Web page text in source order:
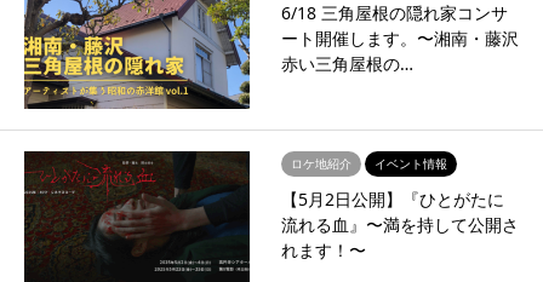
6/18 三角屋根の隠れ家コンサ
ート開催します。〜湘南・藤沢
赤い三角屋根の…
ロケ地紹介 イベント情報
【5月2日公開】『ひとがたに
流れる血』〜満を持して公開さ
れます！〜